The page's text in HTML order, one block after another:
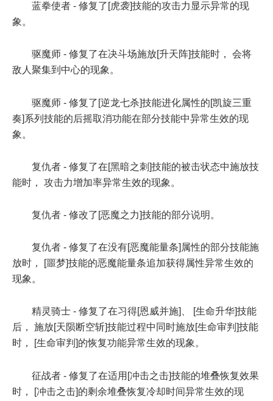
蓝拳使者 - 修复了[虎袭]技能的攻击力显示异常的现
象。
驱魔师 - 修复了在决斗场施放[升天阵]技能时， 会将
敌人聚集到中心的现象。
驱魔师 - 修复了[逆龙七杀]技能进化属性的[凯旋三重
奏]系列技能的后摇取消功能在部分技能中异常生效的现
象。
复仇者 - 修复了在[黑暗之刺]技能的被击状态中施放技
能时， 攻击力增加率异常生效的现象。
复仇者 - 修改了[恶魔之力]技能的部分说明。
复仇者 - 修复了在没有[恶魔能量条]属性的部分技能施
放时， [噩梦]技能的恶魔能量条追加获得属性异常生效的
现象。
精灵骑士 - 修复了在习得[恩威并施]、 [生命升华]技能
后， 施放[天陨断空斩]技能过程中同时施放[生命审判]技能
时， [生命审判]的恢复功能异常生效的现象。
征战者 - 修复了在适用[冲击之击]技能的堆叠恢复效果
时， [冲击之击]的剩余堆叠恢复冷却时间异常生效的现